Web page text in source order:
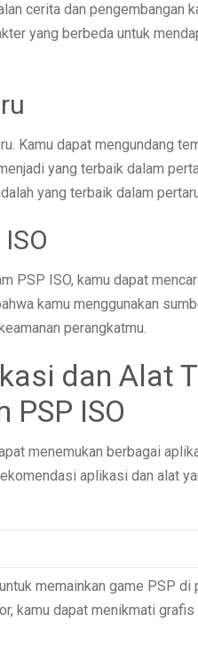
cerita dan pengembangan
yang berbeda untuk
Kamu dapat mengundang
yang terbaik dalam
yang terbaik dalam
PSP ISO, kamu dapat
kamu menggunakan
perangkatmu.
dan Alat
ISO
menemukan berbagai
aplikasi dan alat
memainkan game PSP di
kamu dapat menikmati